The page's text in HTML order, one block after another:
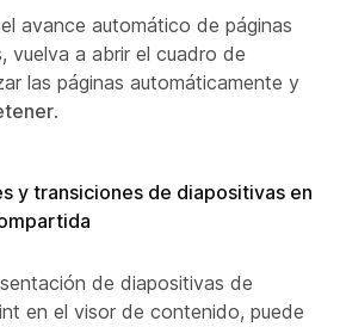
avance automático de páginas
vuelva a abrir el cuadro de
las páginas automáticamente y
.
y transiciones de diapositivas en
de diapositivas de
en el visor de contenido, puede